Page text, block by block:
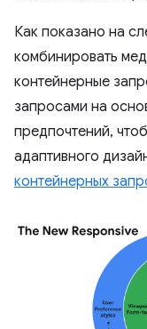
Как показано на
комбинировать
контейнерные
запросами на
предпочтений,
адаптивного
контейнерных